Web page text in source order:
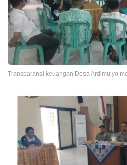
Transparansi keuangan Desa Ardimulyo